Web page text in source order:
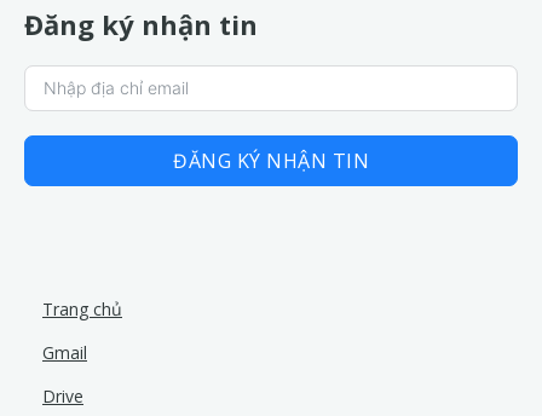
Đăng ký nhận tin
ĐĂNG KÝ NHẬN TIN
Trang chủ
Gmail
Drive